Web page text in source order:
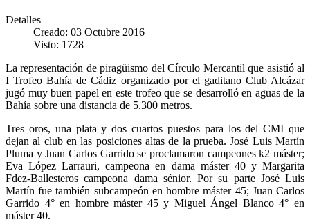
Detalles
Creado: 03 Octubre 2016
Visto: 1728
La representación de piragüismo del Círculo Mercantil que asistió al
I Trofeo Bahía de Cádiz organizado por el gaditano Club Alcázar
jugó muy buen papel en este trofeo que se desarrolló en aguas de la
Bahía sobre una distancia de 5.300 metros.
Tres oros, una plata y dos cuartos puestos para los del CMI que
dejan al club en las posiciones altas de la prueba. José Luis Martín
Pluma y Juan Carlos Garrido se proclamaron campeones k2 máster;
Eva López Larrauri, campeona en dama máster 40 y Margarita
Fdez-Ballesteros campeona dama sénior. Por su parte José Luis
Martín fue también subcampeón en hombre máster 45; Juan Carlos
Garrido 4° en hombre máster 45 y Miguel Ángel Blanco 4° en
máster 40.